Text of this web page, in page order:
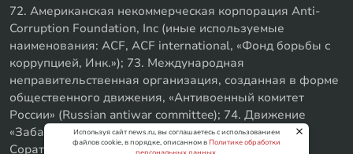
72. Американская некоммерческая корпорация Anti-
Corruption Foundation, Inc (иные используемые
наименования: ACF, ACF international, «Фонд борьбы с
коррупцией, Инк.»); 73. Международная
неправительственная организация, созданная в форме
общественного движения, «Антивоенный комитет
России» (Russian antiwar committee); 74. Движение
«Забайкальское левое объединение»; 75. «SxE
Соратники с Уфы»
Используя сайт news.ru, вы соглашаетесь с использованием
файлов cookie, в порядке, описанном вПолитике обработки
персональных данных